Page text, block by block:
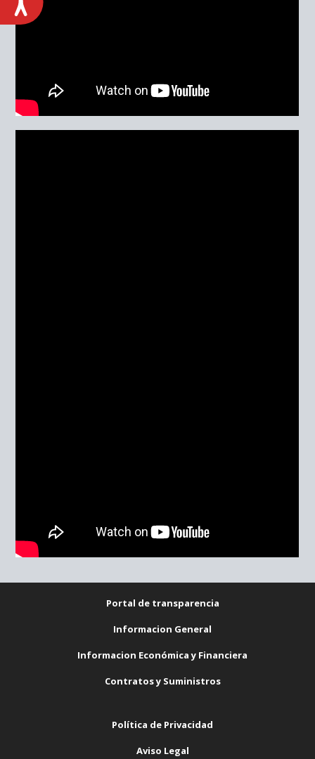
ACCESIBILIDAD
Portal de transparencia
Informacion General
Informacion Económica y Financiera
Contratos y Suministros
Política de Privacidad
Aviso Legal